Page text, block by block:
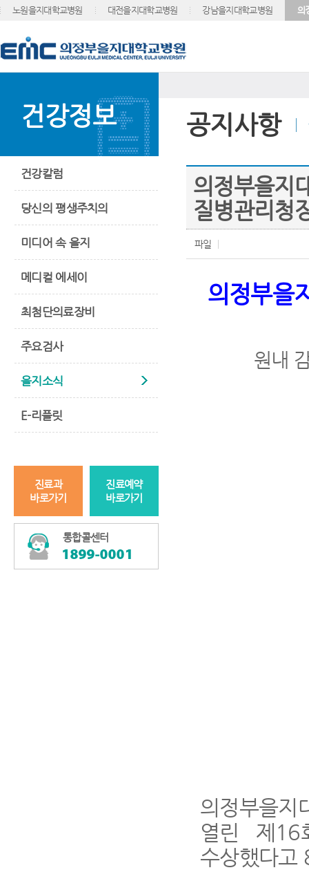
노원을지대학교병원 대전을지대학교병원 강남을지대학교병원 의
건강정보
건강칼럼
당신의 평생주치의
미디어 속 을지
메디컬 에세이
최첨단의료장비
주요검사
을지소식
E-리플릿
진료과
바로가기
진료예약
바로가기
통합콜센터
공지사항
의정부을지
질병관리청
파일
의정부을
원내
의정부을지
열린 제 16
수상했다고